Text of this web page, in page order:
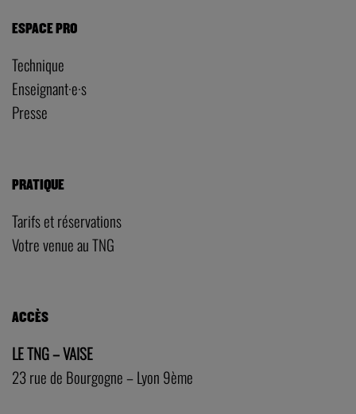
ESPACE PRO
Technique
Enseignant·e·s
Presse
PRATIQUE
Tarifs et réservations
Votre venue au TNG
ACCÈS
LE TNG – VAISE
23 rue de Bourgogne – Lyon 9ème